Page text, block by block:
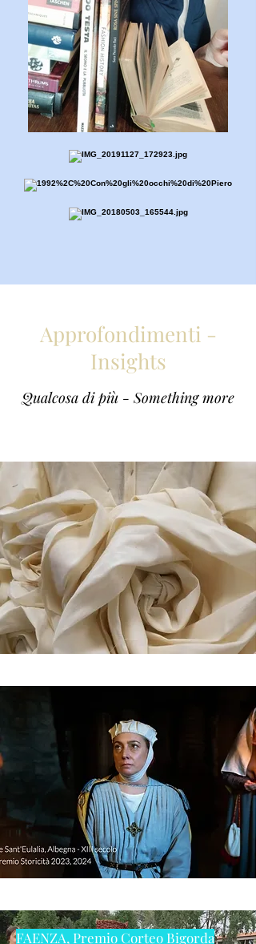
Approfondimenti -
Insights
Qualcosa di più - Something more
FAENZA, Premio Corteo Bigorda